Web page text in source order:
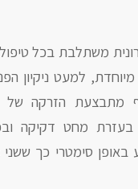
משתלבת בכל
למעט ניקיון
מתבצעת הזרקה של
מחט דקיקה
סימטרי כך ששני